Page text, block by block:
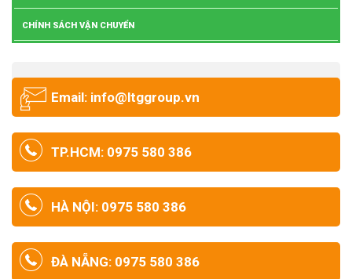
CHÍNH SÁCH VẬN CHUYỂN
Email: info@ltggroup.vn
TP.HCM: 0975 580 386
HÀ NỘI: 0975 580 386
ĐÀ NẴNG: 0975 580 386